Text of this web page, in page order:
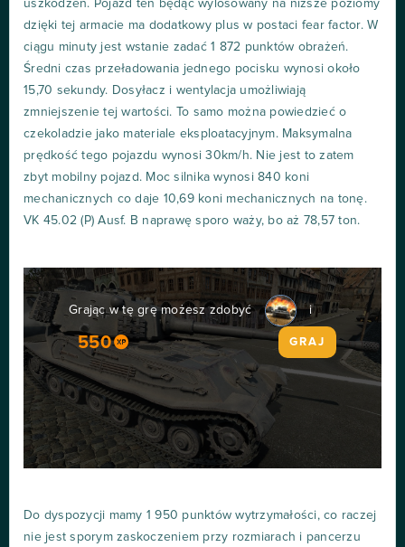
uszkodzeń. Pojazd ten będąc wylosowany na niższe poziomy
dzięki tej armacie ma dodatkowy plus w postaci fear factor. W
ciągu minuty jest wstanie zadać 1 872 punktów obrażeń.
Średni czas przeładowania jednego pocisku wynosi około
15,70 sekundy. Dosyłacz i wentylacja umożliwiają
zmniejszenie tej wartości. To samo można powiedzieć o
czekoladzie jako materiale eksploatacyjnym. Maksymalna
prędkość tego pojazdu wynosi 30km/h. Nie jest to zatem
zbyt mobilny pojazd. Moc silnika wynosi 840 koni
mechanicznych co daje 10,69 koni mechanicznych na tonę.
VK 45.02 (P) Ausf. B naprawę sporo waży, bo aż 78,57 ton.
Grając w tę grę możesz zdobyć i
550 GRAJ
Do dyspozycji mamy 1 950 punktów wytrzymałości, co raczej
nie jest sporym zaskoczeniem przy rozmiarach i pancerzu